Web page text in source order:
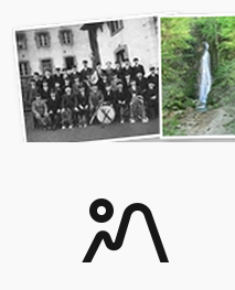
landscape_2